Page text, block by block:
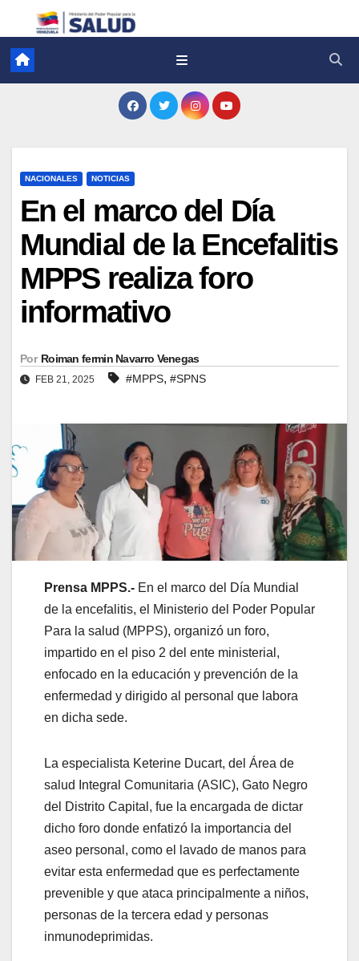
NACIONALES NOTICIAS
En el marco del Día
Mundial de la Encefalitis
MPPS realiza foro
informativo
Por Roiman fermin Navarro Venegas
FEB 21, 2025 #MPPS, #SPNS
Prensa MPPS.- En el marco del Día Mundial
de la encefalitis, el Ministerio del Poder Popular
Para la salud (MPPS), organizó un foro,
impartido en el piso 2 del ente ministerial,
enfocado en la educación y prevención de la
enfermedad y dirigido al personal que labora
en dicha sede.
La especialista Keterine Ducart, del Área de
salud Integral Comunitaria (ASIC), Gato Negro
del Distrito Capital, fue la encargada de dictar
dicho foro donde enfatizó la importancia del
aseo personal, como el lavado de manos para
evitar esta enfermedad que es perfectamente
prevenible y que ataca principalmente a niños,
personas de la tercera edad y personas
inmunodeprimidas.